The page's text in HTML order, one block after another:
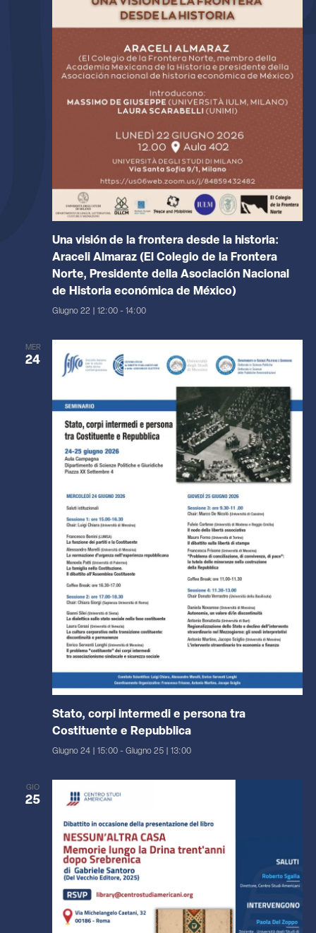
Una visión de la frontera desde la historia:
Araceli Almaraz (El Colegio de la Frontera
Norte, Presidente della Asociación Nacional
de Historia económica de México)
Giugno 22 | 12:00- 14:00
MER
24
Stato, corpi intermedi e persona tra
Costituente e Repubblica
Giugno 24 | 15:00- Giugno 25 | 13:00
GIO
25